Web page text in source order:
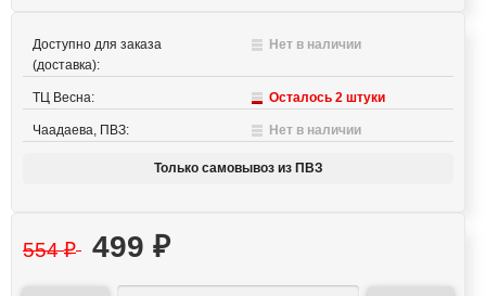
Доступно для заказа
(доставка):
Нет в наличии
ТЦ Весна: Осталось 2 штуки
Чаадаева, ПВЗ: Нет в наличии
Только самовывоз из ПВЗ
554₽ 499 ₽